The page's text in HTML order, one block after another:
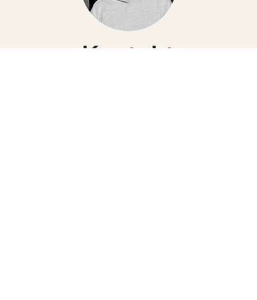
Kontakt